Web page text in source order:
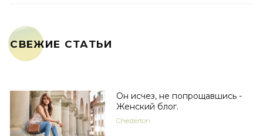
СВЕЖИЕ СТАТЬИ
Он исчез, не попрощавшись -
Женский блог.
Chesterton